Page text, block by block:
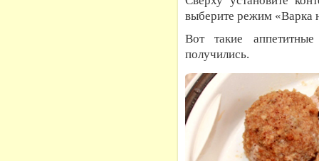
выберите режим «Варка
Вот такие
получились.